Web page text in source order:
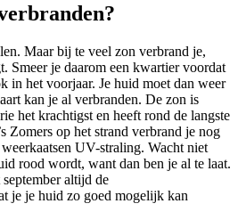
Maar bij te veel zon verbrand je,
Smeer je daarom een kwartier voordat
in het voorjaar. Je huid moet dan weer
kan je al verbranden. De zon is
het krachtigst en heeft rond de langste
Zomers op het strand verbrand je nog
UV-straling. Wacht niet
rood wordt, want dan ben je al te laat.
altijd de
je je huid zo goed mogelijk kan